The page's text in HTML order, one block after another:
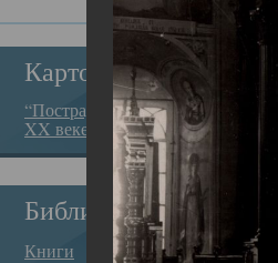
Картотека
“Пострадавшие за веру в
XX веке на Севере”
Библиотека
Книги